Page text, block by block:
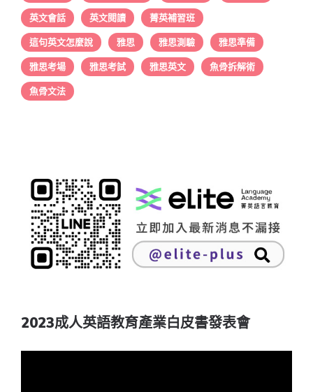
英文會話 英文閱讀 菁英補習班
這句英文怎麼說 雅思 雅思測驗 雅思準備
雅思考場 雅思考試 雅思英文 魚骨拆解術
魚骨文法
2023成人英語教育產業白皮書發表會